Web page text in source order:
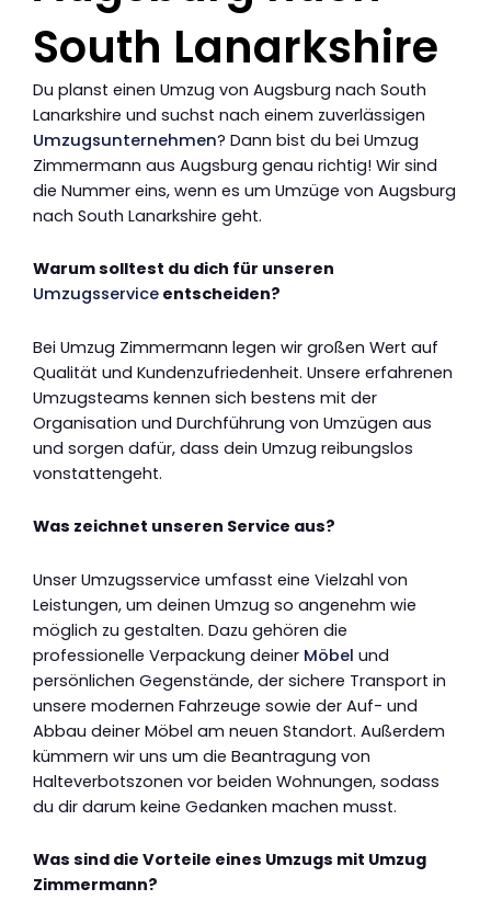
South Lanarkshire
Du planst einen Umzug von Augsburg nach South
Lanarkshire und suchst nach einem zuverlässigen
Umzugsunternehmen? Dann bist du bei Umzug
Zimmermann aus Augsburg genau richtig! Wir sind
die Nummer eins, wenn es um Umzüge von Augsburg
nach South Lanarkshire geht.
Warum solltest du dich für unseren
Umzugsservice entscheiden?
Bei Umzug Zimmermann legen wir großen Wert auf
Qualität und Kundenzufriedenheit. Unsere erfahrenen
Umzugsteams kennen sich bestens mit der
Organisation und Durchführung von Umzügen aus
und sorgen dafür, dass dein Umzug reibungslos
vonstattengeht.
Was zeichnet unseren Service aus?
Unser Umzugsservice umfasst eine Vielzahl von
Leistungen, um deinen Umzug so angenehm wie
möglich zu gestalten. Dazu gehören die
professionelle Verpackung deiner Möbel und
persönlichen Gegenstände, der sichere Transport in
unsere modernen Fahrzeuge sowie der Auf- und
Abbau deiner Möbel am neuen Standort. Außerdem
kümmern wir uns um die Beantragung von
Halteverbotszonen vor beiden Wohnungen, sodass
du dir darum keine Gedanken machen musst.
Was sind die Vorteile eines Umzugs mit Umzug
Zimmermann?